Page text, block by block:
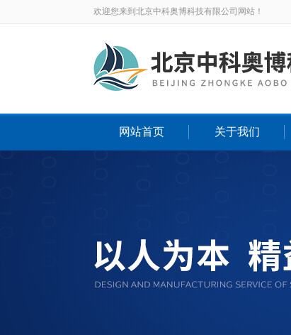
欢迎您来到北京中科奥博科技有限公司网站！
网站首页 关于我们